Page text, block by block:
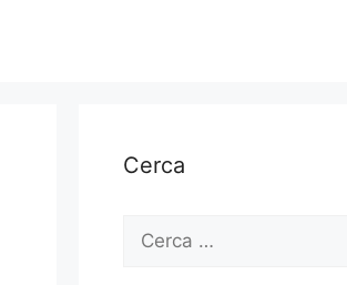
Cerca
Ricerca